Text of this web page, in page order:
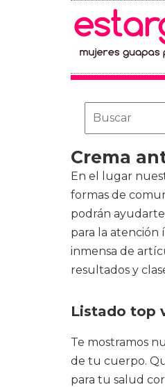
Crema
En el lugar
formas de
podrán
para la atención
inmensa de
resultados y
Listado top
Te mostramos
de tu cuerpo.
para tu salud